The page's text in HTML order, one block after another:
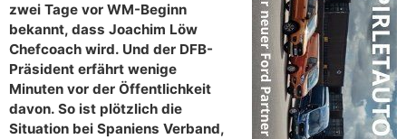
zwei Tage vor WM-Beginn
bekannt, dass Joachim Löw
Chefcoach wird. Und der DFB-
Präsident erfährt wenige
Minuten vor der Öffentlichkeit
davon. So ist plötzlich die
Situation bei Spaniens Verband,